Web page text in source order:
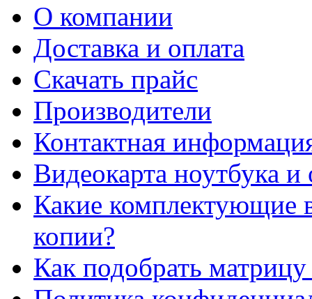
О компании
Доставка и оплата
Cкачать прайс
Производители
Контактная
Видеокарта ноутбука
Какие комплектующие
копии?
Как подобрать